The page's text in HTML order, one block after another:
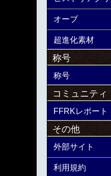
オーブ
超進化素材
称号
称号
コミュニティ
FFRKレポート
その他
外部サイト
利用規約